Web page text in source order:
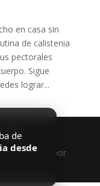
de
desde
en casa sin
de calistenia
pectorales
Sigue
lograr...
por